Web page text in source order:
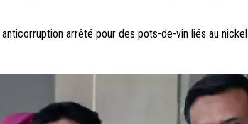
anticorruption arrêté pour des pots-de-vin liés au nickel